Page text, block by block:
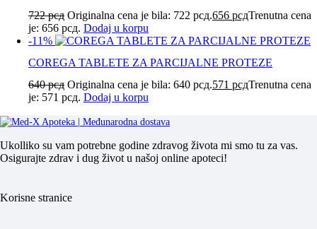
722рсд Originalna cena je bila: 722 рсд.656 рсдTrenutna cena
je: 656 рсд. Dodaj u korpu
-11%
COREGA TABLETE ZA PARCIJALNE PROTEZE
640рсд Originalna cena je bila: 640 рсд.571 рсдTrenutna cena
je: 571 рсд. Dodaj u korpu
Ukolliko su vam potrebne godine zdravog života mi smo tu za vas.
Osigurajte zdrav i dug život u našoj online apoteci!
Korisne stranice